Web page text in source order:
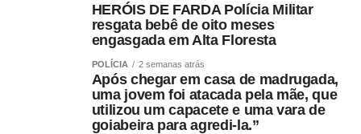
• Crédito em conta corrente ou poupança da Caixa;
• Depósito em Poupança Social Digital, movimentada
pelo aplicativo Caixa Tem.
Quem não possui conta pode sacar:
HERÓIS DE FARDA Polícia Militar
resgata bebê de oito meses
engasgada em Alta Floresta
POLÍCIA 2 semanas atrás
Após chegar em casa de madrugada,
uma jovem foi atacada pela mãe, que
utilizou um capacete e uma vara de
goiabeira para agredi-la.”